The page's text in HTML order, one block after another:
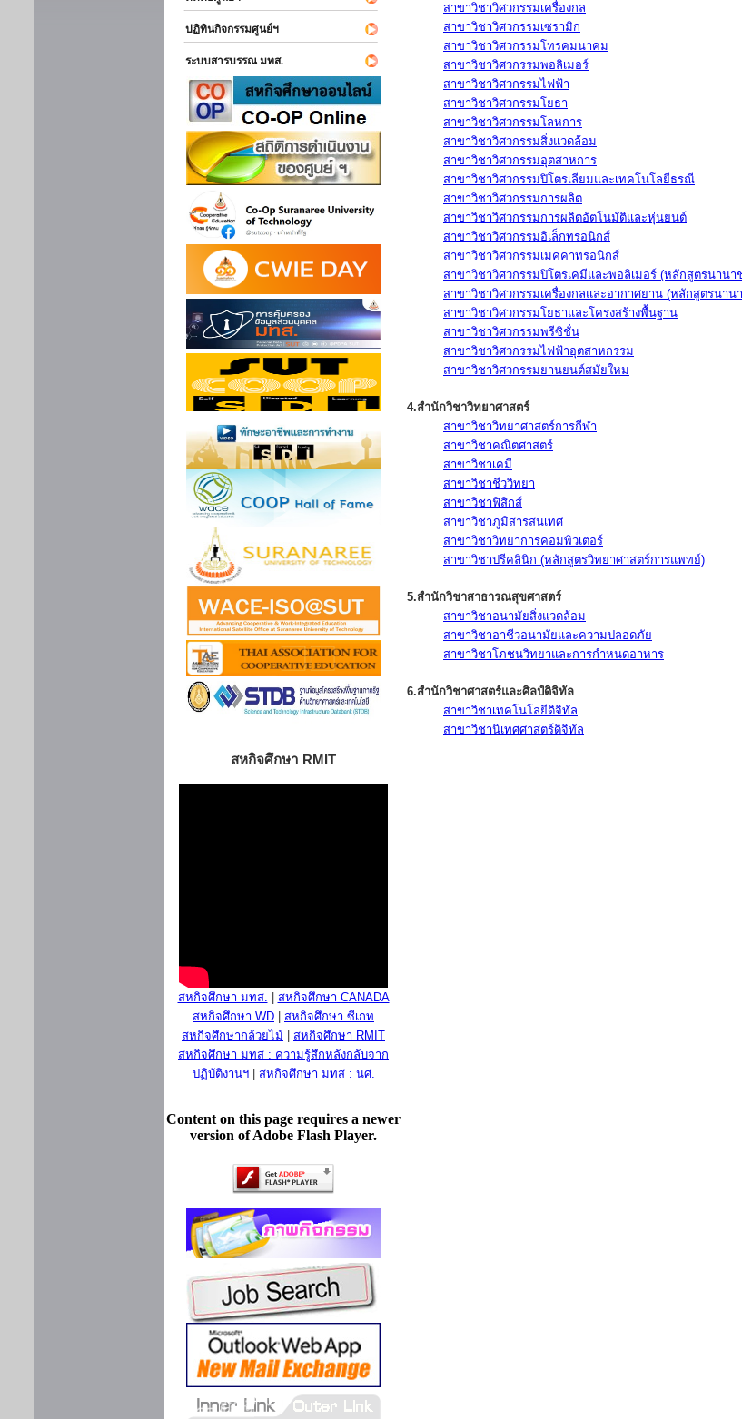
ปฏิทินกิจกรรมศูนย์ฯ
ระบบสารบรรณ มทส.
สหกิจศึกษา RMIT
สหกิจศึกษา มทส.
สหกิจศึกษา CANADA
สหกิจศึกษา WD
สหกิจศึกษา ซีเกท
สหกิจศึกษากล้วยไม้
สหกิจศึกษา RMIT
สหกิจศึกษา มทส : ความรู้สึกหลังกลับจาก
ปฏิบัติงานฯ| สหกิจศึกษา มทส : นศ.
Content on this page requires a newer
version of Adobe Flash Player.
สาขาวิชาวิศวกรรมเครื่องกล
สาขาวิชาวิศวกรรมเซรามิก
สาขาวิชาวิศวกรรมโทรคมนาคม
สาขาวิชาวิศวกรรมพอลิเมอร์
สาขาวิชาวิศวกรรมไฟฟ้า
สาขาวิชาวิศวกรรมโยธา
สาขาวิชาวิศวกรรมโลหการ
สาขาวิชาวิศวกรรมสิ่งแวดล้อม
สาขาวิชาวิศวกรรมอุตสาหการ
สาขาวิชาวิศวกรรมปิโตรเลียมและเทคโนโลยีธรณี
สาขาวิชาวิศวกรรมการผลิต
สาขาวิชาวิศวกรรมการผลิตอัตโนมัติและหุ่นยนต์
สาขาวิชาวิศวกรรมอิเล็กทรอนิกส์
สาขาวิชาวิศวกรรมเมคคาทรอนิกส์
สาขาวิชาวิศวกรรมปิโตรเคมีและพอลิเมอร์ (หลักสูตรนานา
สาขาวิชาวิศวกรรมเครื่องกลและอากาศยาน (หลักสูตรนาน
สาขาวิชาวิศวกรรมโยธาและโครงสร้างพื้นฐาน
สาขาวิชาวิศวกรรมพรีซิชั่น
สาขาวิชาวิศวกรรมไฟฟ้าอุตสาหกรรม
สาขาวิชาวิศวกรรมยานยนต์สมัยใหม่
4.สำนักวิชาวิทยาศาสตร์
สาขาวิชาวิทยาศาสตร์การกีฬา
สาขาวิชาคณิตศาสตร์
สาขาวิชาเคมี
สาขาวิชาชีววิทยา
สาขาวิชาฟิสิกส์
สาขาวิชาภูมิสารสนเทศ
สาขาวิชาวิทยาการคอมพิวเตอร์
สาขาวิชาปรีคลินิก (หลักสูตรวิทยาศาสตร์การแพทย์)
5.สำนักวิชาสาธารณสุขศาสตร์
สาขาวิชาอนามัยสิ่งแวดล้อม
สาขาวิชาอาชีวอนามัยและความปลอดภัย
สาขาวิชาโภชนวิทยาและการกำหนดอาหาร
6.สำนักวิชาศาสตร์และศิลป์ดิจิทัล
สาขาวิชาเทคโนโลยีดิจิทัล
สาขาวิชานิเทศศาสตร์ดิจิทัล